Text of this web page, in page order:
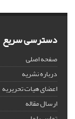
دسترسی سریع
صفحه اصلی
درباره نشریه
اعضای هیات تحریریه
ارسال مقاله